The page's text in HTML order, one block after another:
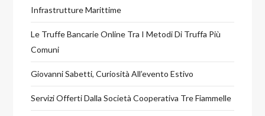
Infrastrutture Marittime
Le Truffe Bancarie Online Tra I Metodi Di Truffa Più
Comuni
Giovanni Sabetti, Curiosità All’evento Estivo
Servizi Offerti Dalla Società Cooperativa Tre Fiammelle